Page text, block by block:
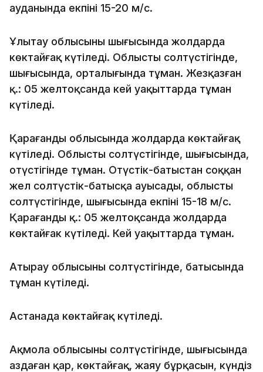
ауданында екпіні 15-20 м/с.
Ұлытау облысының шығысында жолдарда
көктайғақ күтіледі. Облыстың солтүстігінде,
шығысында, орталығында тұман. Жезқазған
қ.: 05 желтоқсанда кей уақыттарда тұман
күтіледі.
Қарағанды облысында жолдарда көктайғақ
күтіледі. Облыстың солтүстігінде, шығысында,
оңтүстігінде тұман. Оңтүстік-батыстан соққан
жел солтүстік-батысқа ауысады, облыстың
солтүстігінде, шығысында екпіні 15-18 м/с.
Қарағанды қ.: 05 желтоқсанда жолдарда
көктайғак күтіледі. Кей уақыттарда тұман.
Атырау облысының солтүстігінде, батысында
тұман күтіледі.
Астанада көктайғақ күтіледі.
Ақмола облысының солтүстігінде, шығысында
аздаған қар, көктайғақ, жаяу бұрқасын, күндіз